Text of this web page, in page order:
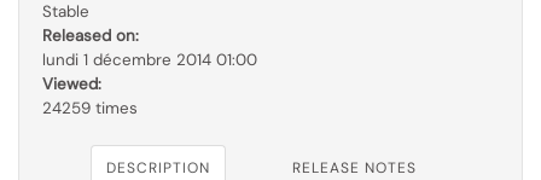
Stable
Released on:
lundi 1 décembre 2014 01:00
Viewed:
24259 times
DESCRIPTION RELEASE NOTES